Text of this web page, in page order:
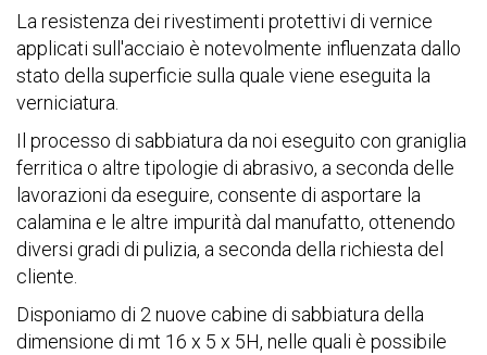
La resistenza dei rivestimenti protettivi di vernice
applicati sull'acciaio è notevolmente influenzata dallo
stato della superficie sulla quale viene eseguita la
verniciatura.
Il processo di sabbiatura da noi eseguito con graniglia
ferritica o altre tipologie di abrasivo, a seconda delle
lavorazioni da eseguire, consente di asportare la
calamina e le altre impurità dal manufatto, ottenendo
diversi gradi di pulizia, a seconda della richiesta del
cliente.
Disponiamo di 2 nuove cabine di sabbiatura della
dimensione di mt 16 x 5 x 5H, nelle quali è possibile